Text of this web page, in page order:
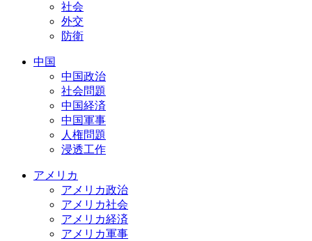
社会
外交
防衛
中国
中国政治
社会問題
中国経済
中国軍事
人権問題
浸透工作
アメリカ
アメリカ政治
アメリカ社会
アメリカ経済
アメリカ軍事